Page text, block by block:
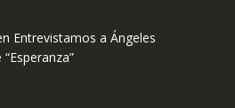
Entrevistamos a Ángeles